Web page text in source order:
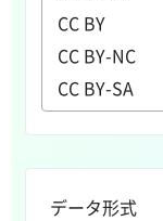
データ形式